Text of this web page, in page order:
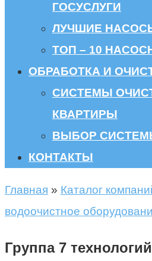
ГОСУСЛУГИ
ЛУЧШИЕ
ТОП – 10
ОБРАБОТКА И
СИСТЕМЫ
КВАРТИРЫ
ВЫБОР
КОНТАКТЫ
Главная » Каталог
водоочистное
Группа 7 технологий